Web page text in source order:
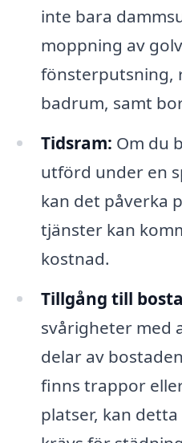
inte bara
moppning av
fönsterputsning,
badrum, samt
Tidsram: Om du
utförd under en
kan det påverka
tjänster kan
kostnad.
Tillgång till
svårigheter med
delar av
finns trappor
platser, kan